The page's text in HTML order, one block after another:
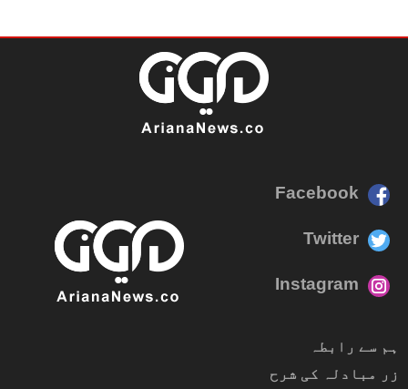
Facebook
Twitter
Instagram
ہم سے رابطہ
زر مبادلہ کی شرح